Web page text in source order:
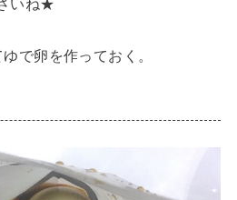
いね★
で卵を作っておく。